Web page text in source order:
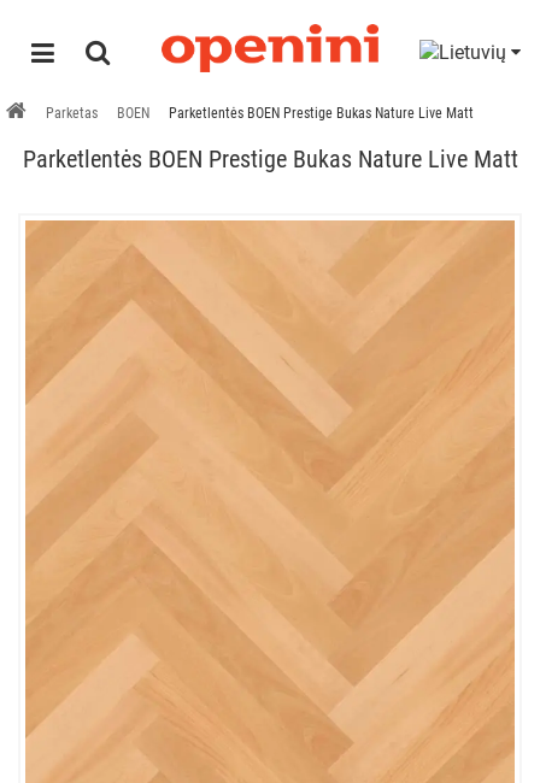
Parketas BOEN Parketlentės BOEN Prestige Bukas Nature Live Matt
Parketlentės BOEN Prestige Bukas Nature Live Matt